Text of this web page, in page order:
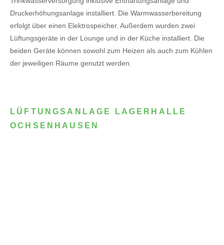
Druckerhöhungsanlage installiert. Die Warmwasserbereitung
erfolgt über einen Elektrospeicher. Außerdem wurden zwei
Lüftungsgeräte in der Lounge und in der Küche installiert. Die
beiden Geräte können sowohl zum Heizen als auch zum Kühlen
der jeweiligen Räume genutzt werden.
LÜFTUNGSANLAGE LAGERHALLE
OCHSENHAUSEN